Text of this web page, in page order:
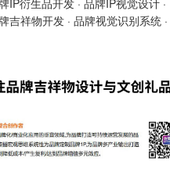
吉祥物开发 · 品牌视觉识别系统 ·